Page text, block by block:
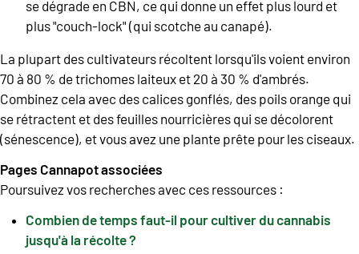
se dégrade en CBN, ce qui donne un effet plus lourd et
plus "couch-lock" (qui scotche au canapé).
La plupart des cultivateurs récoltent lorsqu'ils voient environ
70 à 80 % de trichomes laiteux et 20 à 30 % d'ambrés.
Combinez cela avec des calices gonflés, des poils orange qui
se rétractent et des feuilles nourricières qui se décolorent
(sénescence), et vous avez une plante prête pour les ciseaux.
Pages Cannapot associées
Poursuivez vos recherches avec ces ressources :
Combien de temps faut-il pour cultiver du cannabis
jusqu'à la récolte ?